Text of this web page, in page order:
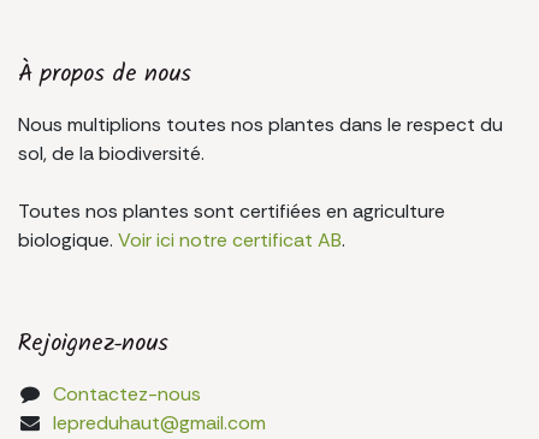
À propos de nous
Nous multiplions toutes nos plantes dans le respect du
sol, de la biodiversité.
Toutes nos plantes sont certifiées en agriculture
biologique. Voir ici notre certificat AB.
Rejoignez-nous
Contactez-nous
lepreduhaut@gmail.com